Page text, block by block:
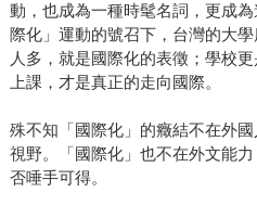
動，也成為一種時髦名詞，更成
際化」運動的號召下，台灣的大
人多，就是國際化的表徵；學校
上課，才是真正的走向國際。
殊不知「國際化」的癥結不在外
視野。「國際化」也不在外文能
否唾手可得。